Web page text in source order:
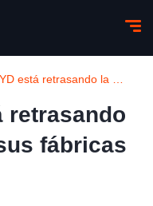
retrasando
fábricas